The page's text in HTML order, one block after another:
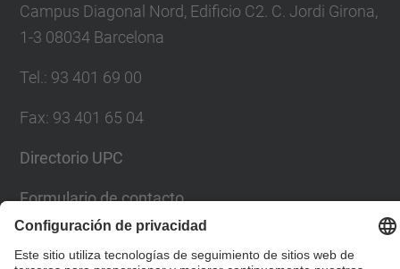
Campus Diagonal Nord, Edificio C2. C. Jordi Girona,
1-3 08034 Barcelona
Tel. : 93 401 69 00
Fax: 93 401 65 04
Directorio UPC
Formulario de contacto